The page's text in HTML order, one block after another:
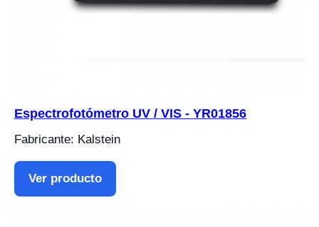
Espectrofotómetro UV / VIS - YR01856
Fabricante: Kalstein
Ver producto